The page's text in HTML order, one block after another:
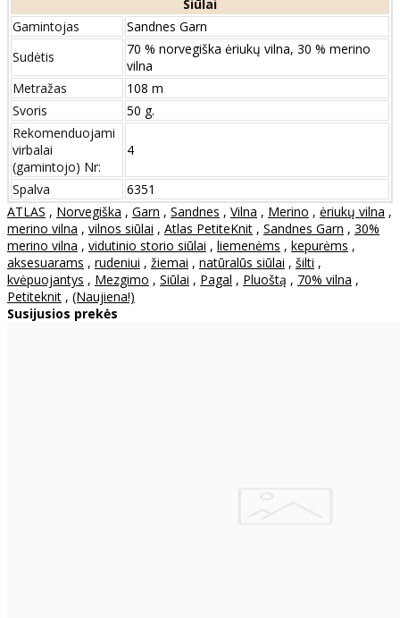
Siūlai
Gamintojas
Sandnes Garn
Sudėtis
70 % norvegiška ėriukų vilna, 30 % merino
vilna
Metražas
108 m
Svoris
50 g.
Rekomenduojami
virbalai
(gamintojo) Nr:
4
Spalva
6351
ATLAS , Norvegiška , Garn , Sandnes , Vilna , Merino , ėriukų vilna ,
merino vilna , vilnos siūlai , Atlas PetiteKnit , Sandnes Garn , 30%
merino vilna , vidutinio storio siūlai , liemenėms , kepurėms ,
aksesuarams , rudeniui , žiemai , natūralūs siūlai , šilti ,
kvėpuojantys , Mezgimo , Siūlai , Pagal , Pluoštą , 70% vilna ,
Petiteknit , (Naujiena!)
Susijusios prekės